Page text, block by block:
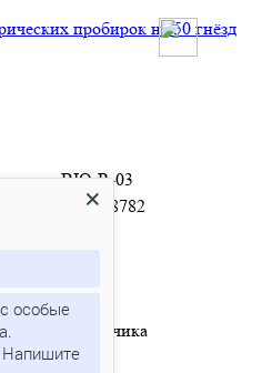
BIO-R-03
№
2022/18782
особые